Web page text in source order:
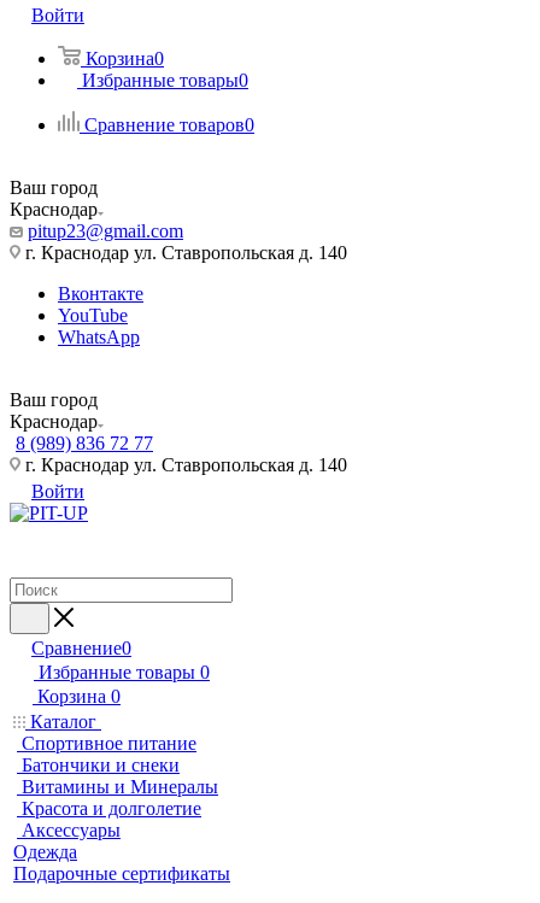
Войти
Корзина0
Избранные товары0
Сравнение товаров0
Ваш город
Краснодар
pitup23@gmail.com
г. Краснодар ул. Ставропольская д. 140
Вконтакте
YouTube
WhatsApp
Ваш город
Краснодар
8 (989) 836 72 77
г. Краснодар ул. Ставропольская д. 140
Войти
Сравнение0
Избранные товары 0
Корзина 0
Каталог
Спортивное питание
Батончики и снеки
Витамины и Минералы
Красота и долголетие
Аксессуары
Одежда
Подарочные сертификаты